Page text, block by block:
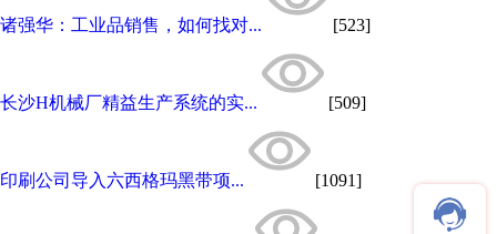
诸强华：工业品销售，如何找对... [523]
长沙H机械厂精益生产系统的实... [509]
印刷公司导入六西格玛黑带项... [1091]